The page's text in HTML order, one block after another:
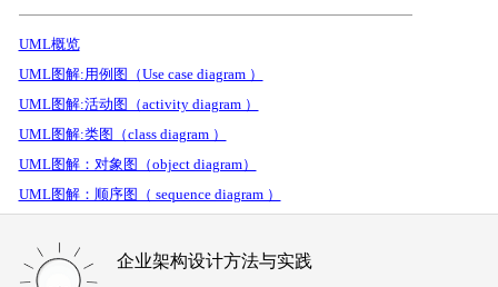
UML概览
UML图解:用例图（Use case diagram ）
UML图解:活动图（activity diagram ）
UML图解:类图（class diagram ）
UML图解：对象图（object diagram）
UML图解：顺序图（ sequence diagram ）